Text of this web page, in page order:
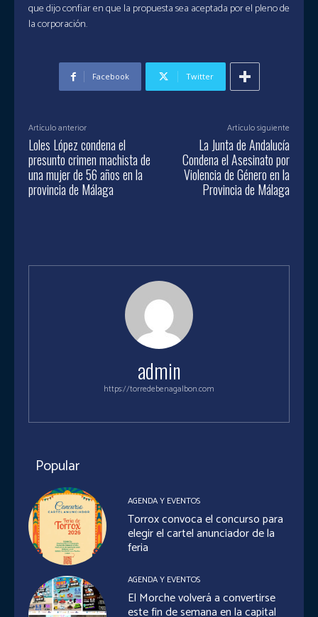
que dijo confiar en que la propuesta sea aceptada por el pleno de
la corporación.
Facebook Twitter
Artículo anterior
Loles López condena el
presunto crimen machista de
una mujer de 56 años en la
provincia de Málaga
Artículo siguiente
La Junta de Andalucía
Condena el Asesinato por
Violencia de Género en la
Provincia de Málaga
admin
https://torredebenagalbon.com
Popular
AGENDA Y EVENTOS
Torrox convoca el concurso para
elegir el cartel anunciador de la
feria
AGENDA Y EVENTOS
El Morche volverá a convertirse
este fin de semana en la capital